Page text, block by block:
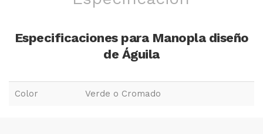
Especificaciones para Manopla diseño
de Águila
Color Verde o Cromado